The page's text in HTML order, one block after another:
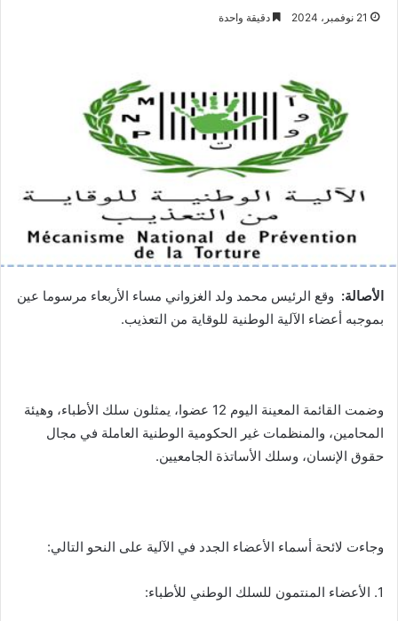
21 نوفمبر، 2024 دقيقة واحدة
الأصالة: وقع الرئيس محمد ولد الغزواني مساء الأربعاء مرسوما عين
بموجبه أعضاء الآلية الوطنية للوقاية من التعذيب.
وضمت القائمة المعينة اليوم 12 عضوا، يمثلون سلك الأطباء، وهيئة
المحامين، والمنظمات غير الحكومية الوطنية العاملة في مجال
حقوق الإنسان، وسلك الأساتذة الجامعيين.
وجاءت لائحة أسماء الأعضاء الجدد في الآلية على النحو التالي:
1. الأعضاء المنتمون للسلك الوطني للأطباء: